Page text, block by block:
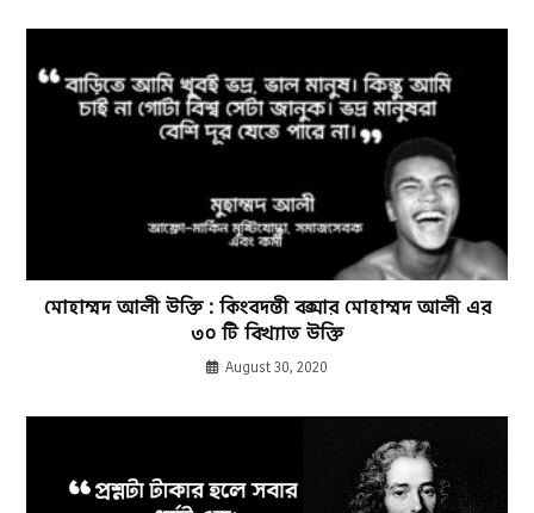
মোহাম্মদ আলী উক্তি : কিংবদন্তী বক্সার মোহাম্মদ আলী এর
৩০ টি বিখ্যাত উক্তি
August 30, 2020